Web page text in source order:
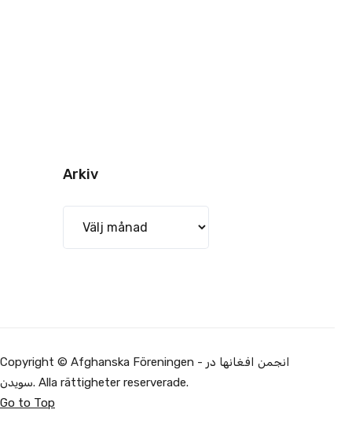
Arkiv
Copyright © Afghanska Föreningen - انجمن افغانها در
سویدن. Alla rättigheter reserverade.
Go to Top